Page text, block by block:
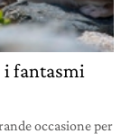
fantasmi
occasione per